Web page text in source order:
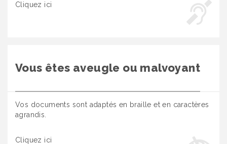
Cliquez ici
Vous êtes aveugle ou malvoyant
Vos documents sont adaptés en braille et en caractères
agrandis.
Cliquez ici